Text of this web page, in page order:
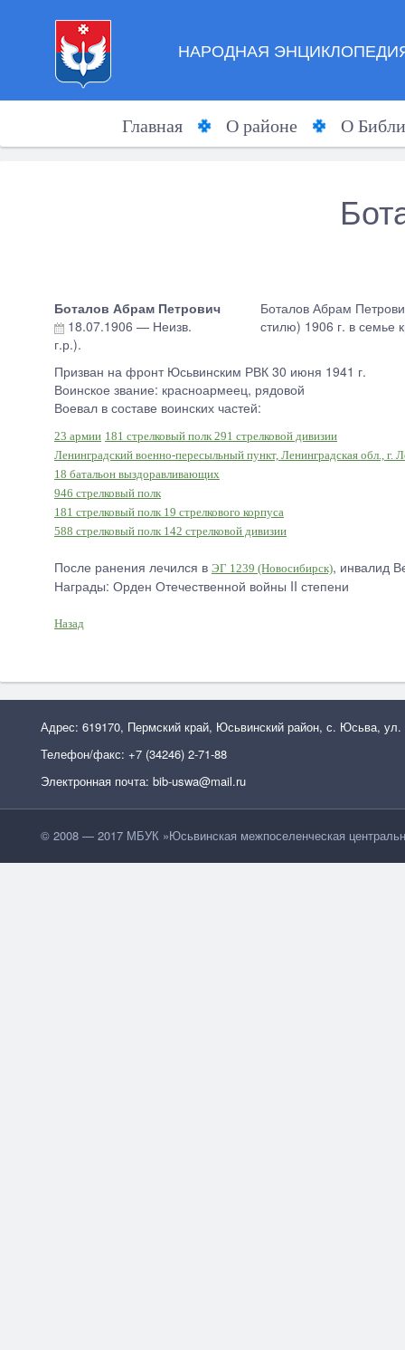
НАРОДНАЯ
Главная О районе О
Боталов Абрам Петрович
18.07.1906 — Неизв.
Боталов Абрам
стилю) 1906 г. в семье
г.р.).
Призван на фронт Юсьвинским РВК 30 июня 1941 г.
Воинское звание: красноармеец, рядовой
Воевал в составе воинских частей:
23 армии 181 стрелковый полк 291 стрелковой дивизии
Ленинградский военно-пересыльный пункт, Ленинградская обл., г.
18 батальон выздоравливающих
946 стрелковый полк
181 стрелковый полк 19 стрелкового корпуса
588 стрелковый полк 142 стрелковой дивизии
После ранения лечился в ЭГ 1239 (Новосибирск), инвалид
Награды: Орден Отечественной войны II степени
Назад
Адрес: 619170, Пермский край, Юсьвинский район, с. Юсьва, ул.
Телефон/факс: +7 (34246) 2-71-88
Электронная почта: bib-uswa@mail.ru
© 2008 — 2017 МБУК »Юсьвинская межпоселенческая